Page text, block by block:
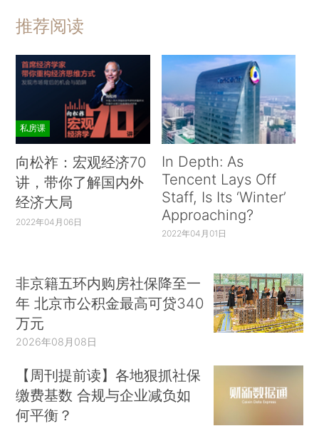
推荐阅读
私房课
向松祚：宏观经济70
讲，带你了解国内外
经济大局
2022年04月06日
In Depth: As
Tencent Lays Off
Staff, Is Its ‘Winter’
Approaching?
2022年04月01日
非京籍五环内购房社保降至一
年 北京市公积金最高可贷340
万元
2026年08月08日
【周刊提前读】各地狠抓社保
缴费基数 合规与企业减负如
何平衡？